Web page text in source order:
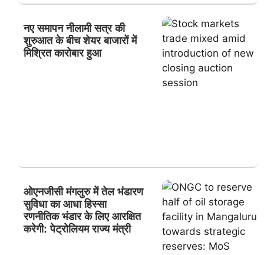
नए समापन नीलामी सत्र की
शुरुआत के बीच शेयर बाजारों में
मिश्रित कारोबार हुआ
ओएनजीसी मंगलुरु में तेल भंडारण
सुविधा का आधा हिस्सा
रणनीतिक भंडार के लिए आरक्षित
करेगी: पेट्रोलियम राज्य मंत्री